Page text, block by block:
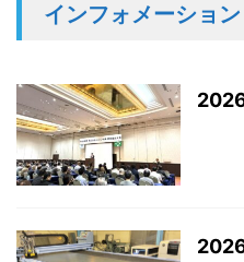
インフォメーション